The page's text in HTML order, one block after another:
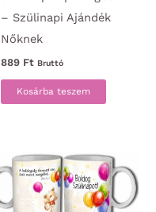
– Szülinapi Ajándék
Nőknek
889 Ft Bruttó
Kosárba teszem